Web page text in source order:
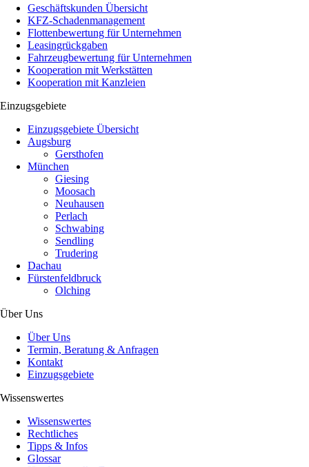
Geschäftskunden Übersicht
KFZ-Schadenmanagement
Flottenbewertung für Unternehmen
Leasingrückgaben
Fahrzeugbewertung für Unternehmen
Kooperation mit Werkstätten
Kooperation mit Kanzleien
Einzugsgebiete
Einzugsgebiete Übersicht
Augsburg
Gersthofen
München
Giesing
Moosach
Neuhausen
Perlach
Schwabing
Sendling
Trudering
Dachau
Fürstenfeldbruck
Olching
Über Uns
Über Uns
Termin, Beratung & Anfragen
Kontakt
Einzugsgebiete
Wissenswertes
Wissenswertes
Rechtliches
Tipps & Infos
Glossar